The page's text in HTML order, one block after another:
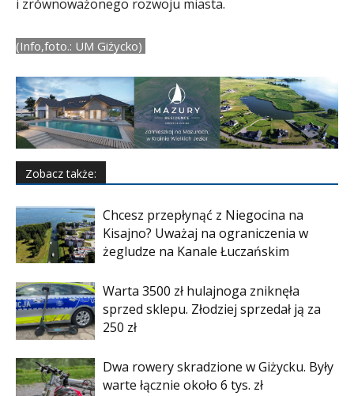
i zrównoważonego rozwoju miasta.
(Info,foto.: UM Giżycko)
Zobacz także:
Chcesz przepłynąć z Niegocina na
Kisajno? Uważaj na ograniczenia w
żegludze na Kanale Łuczańskim
Warta 3500 zł hulajnoga zniknęła
sprzed sklepu. Złodziej sprzedał ją za
250 zł
Dwa rowery skradzione w Giżycku. Były
warte łącznie około 6 tys. zł